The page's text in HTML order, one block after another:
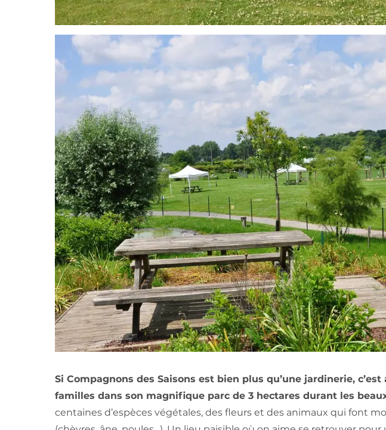
Si Compagnons des Saisons est bien plus qu’une jardinerie,
familles dans son magnifique parc de 3 hectares durant les
centaines d’espèces végétales, des fleurs et des animaux qui font